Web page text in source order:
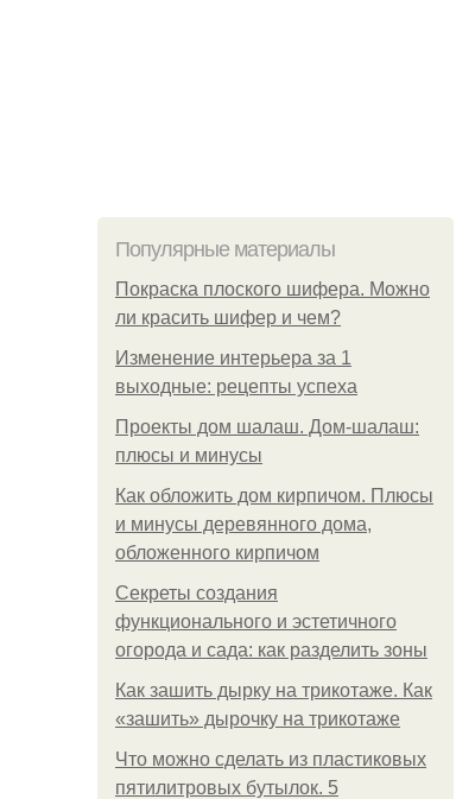
Популярные материалы
Покраска плоского шифера. Можно
ли красить шифер и чем?
Изменение интерьера за 1
выходные: рецепты успеха
Проекты дом шалаш. Дом-шалаш:
плюсы и минусы
Как обложить дом кирпичом. Плюсы
и минусы деревянного дома,
обложенного кирпичом
Секреты создания
функционального и эстетичного
огорода и сада: как разделить зоны
Как зашить дырку на трикотаже. Как
«зашить» дырочку на трикотаже
Что можно сделать из пластиковых
пятилитровых бутылок. 5